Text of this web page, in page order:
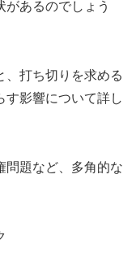
があるのでしょう
、打ち切りを求める
す影響について詳し
問題など、多角的な